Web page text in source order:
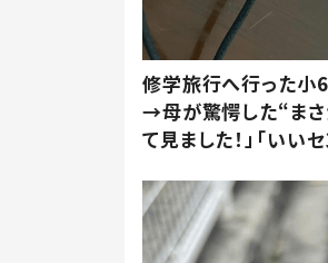
修学旅行へ行った小6
→母が驚愕した“ま
て見ました！」「いいセ